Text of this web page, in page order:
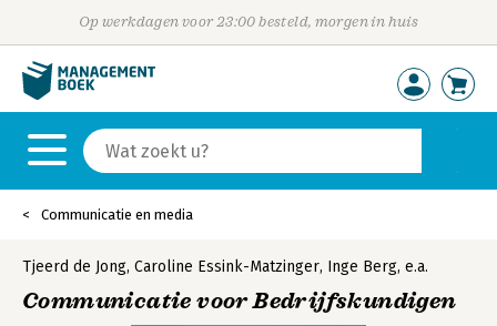
Op werkdagen voor 23:00 besteld, morgen in huis
Communicatie en media
Tjeerd de Jong, Caroline Essink-Matzinger, Inge Berg, e.a.
Communicatie voor Bedrijfskundigen